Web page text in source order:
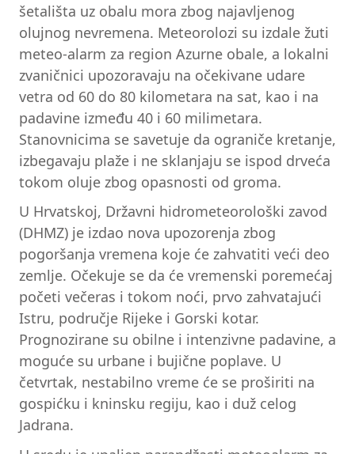
šetališta uz obalu mora zbog najavljenog
olujnog nevremena. Meteorolozi su izdale žuti
meteo-alarm za region Azurne obale, a lokalni
zvaničnici upozoravaju na očekivane udare
vetra od 60 do 80 kilometara na sat, kao i na
padavine između 40 i 60 milimetara.
Stanovnicima se savetuje da ograniče kretanje,
izbegavaju plaže i ne sklanjaju se ispod drveća
tokom oluje zbog opasnosti od groma.
U Hrvatskoj, Državni hidrometeorološki zavod
(DHMZ) je izdao nova upozorenja zbog
pogoršanja vremena koje će zahvatiti veći deo
zemlje. Očekuje se da će vremenski poremećaj
početi večeras i tokom noći, prvo zahvatajući
Istru, područje Rijeke i Gorski kotar.
Prognozirane su obilne i intenzivne padavine, a
moguće su urbane i bujične poplave. U
četvrtak, nestabilno vreme će se proširiti na
gospićku i kninsku regiju, kao i duž celog
Jadrana.